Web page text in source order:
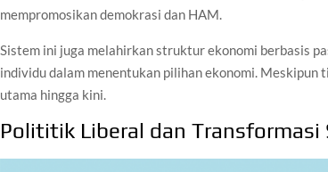
mempromosikan demokrasi dan HAM.
Sistem ini juga melahirkan struktur ekonomi berbasis
individu dalam menentukan pilihan ekonomi.
utama hingga kini.
Polititik Liberal dan Transformasi